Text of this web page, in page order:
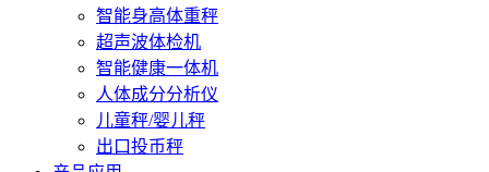
智能身高体重秤
超声波体检机
智能健康一体机
人体成分分析仪
儿童秤/婴儿秤
出口投币秤